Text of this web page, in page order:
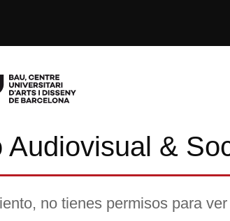
Audiovisual &
no tienes permisos para